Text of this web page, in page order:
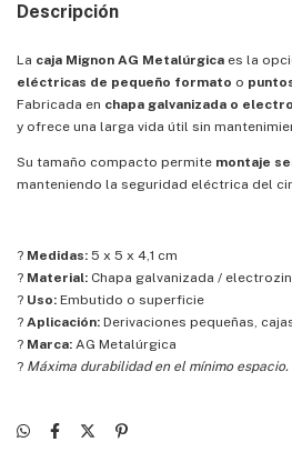
Descripción
La caja Mignon AG Metalúrgica es la
eléctricas de pequeño formato o
Fabricada en chapa galvanizada o
y ofrece una larga vida útil sin
Su tamaño compacto permite montaje
manteniendo la seguridad eléctrica del
? Medidas: 5 x 5 x 4,1 cm
? Material: Chapa galvanizada /
? Uso: Embutido o superficie
? Aplicación: Derivaciones pequeñas,
? Marca: AG Metalúrgica
? Máxima durabilidad en el mínimo espacio.